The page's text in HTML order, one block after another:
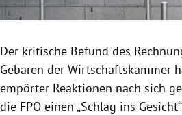
Untermenü
Untermenü
Der kritische Befund des
Gebaren der Wirtschaftskammer
empörter Reaktionen nach sich
die FPÖ einen „Schlag ins